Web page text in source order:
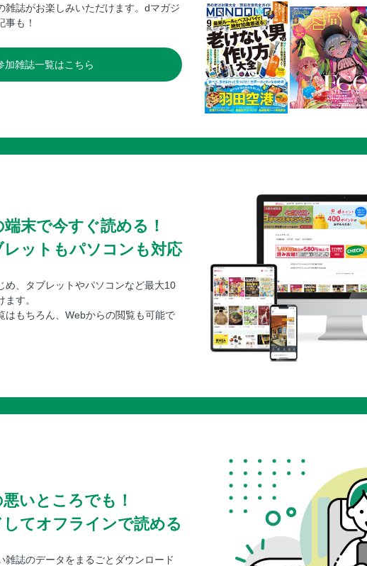
雑誌がお楽しみいただけます。dマガジ
事も！
加雑誌一覧はこちら
末で今すぐ読める！
ットもパソコンも対応
め、タブレットやパソコンなど最大10
す。
はもちろん、Webからの閲覧も可能で
いところでも！
てオフラインで読める
雑誌のデータをまるごとダウンロード